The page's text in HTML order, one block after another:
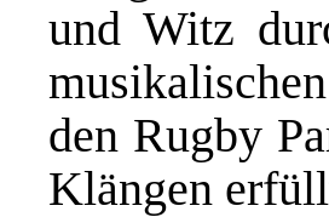
und Witz
den Rugby
Klängen